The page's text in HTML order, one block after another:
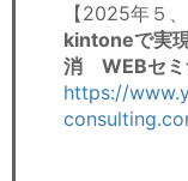
ＩＴ
飲食店情報
【2025年５
kintoneで実
消 WEBセミ
https://